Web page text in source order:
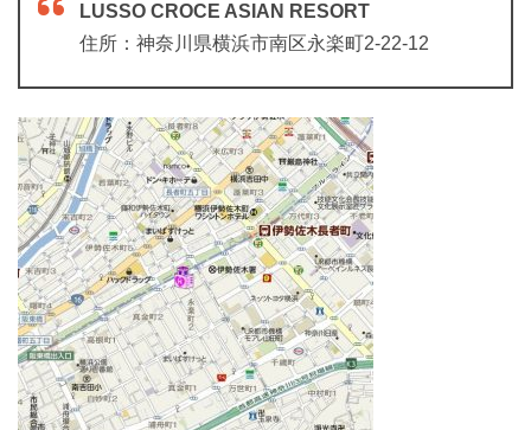
LUSSO CROCE ASIAN RESORT
住所：神奈川県横浜市南区永楽町2-22-12